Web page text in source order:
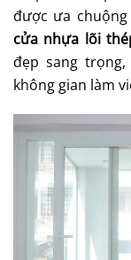
được ưa
cửa nhựa lõi
đẹp sang
không gian làm